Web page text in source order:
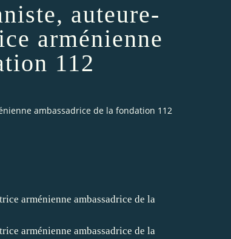
auteure-
arménienne
112
ambassadrice de la fondation 112